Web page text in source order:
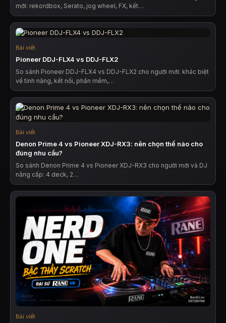
mới: rekordbox, Serato, jog wheel, FX, kết…
Bài viết
Pioneer DDJ-FLX4 vs DDJ-FLX2
So sánh Pioneer DDJ-FLX4 vs DDJ-FLX2 cho người mới: khác biệt
về tính năng, kết nối, phần mềm,…
Bài viết
Denon Prime 4 vs Pioneer XDJ-RX3: nên chọn thế nào cho
đúng nhu cầu?
So sánh Denon Prime 4 vs Pioneer XDJ-RX3 cho người mới và DJ
nâng cấp: 4 deck, 2…
Bài viết